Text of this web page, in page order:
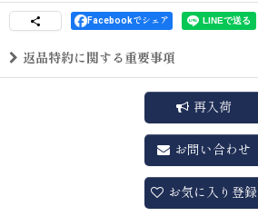
Facebookでシェア
返品特約に関する重要事項
再入荷
お問い合わせ
お気に入り登録